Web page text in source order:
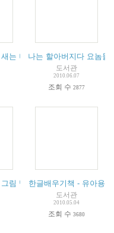
는 나무 자고 - 유아
나는 할아버지다 요놈들아
도서관
2010.06.07
조회 수 2877
림 박물관] 시리즈 - 한국 회화
한글배우기책 - 유아용
도서관
2010.05.04
조회 수 3680